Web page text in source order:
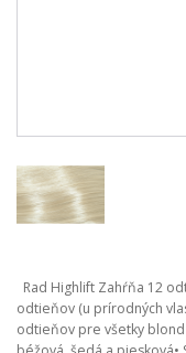
Rad Highlift Zahŕňa 12
odtieňov (u prírodných
odtieňov pre všetky blond